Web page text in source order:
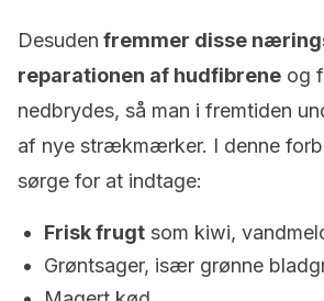
Desuden fremmer disse
reparationen af hudfibrene og
nedbrydes, så man i fremtiden
af nye strækmærker. I denne
sørge for at indtage:
Frisk frugt som kiwi,
Grøntsager, især grønne